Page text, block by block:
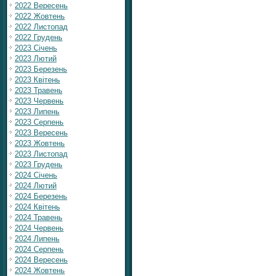
2022 Вересень
2022 Жовтень
2022 Листопад
2022 Грудень
2023 Січень
2023 Лютий
2023 Березень
2023 Квітень
2023 Травень
2023 Червень
2023 Липень
2023 Серпень
2023 Вересень
2023 Жовтень
2023 Листопад
2023 Грудень
2024 Січень
2024 Лютий
2024 Березень
2024 Квітень
2024 Травень
2024 Червень
2024 Липень
2024 Серпень
2024 Вересень
2024 Жовтень